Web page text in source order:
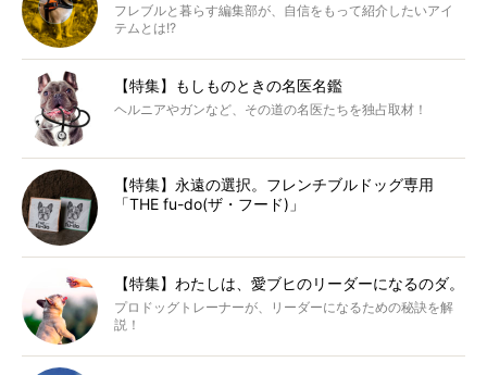
フレブルと暮らす編集部が、自信をもって紹介したいアイ
テムとは!?
【特集】もしものときの名医名鑑
ヘルニアやガンなど、その道の名医たちを独占取材！
【特集】永遠の選択。フレンチブルドッグ専用
「THE fu-do(ザ・フード)」
【特集】わたしは、愛ブヒのリーダーになるのダ。
プロドッグトレーナーが、リーダーになるための秘訣を解
説！